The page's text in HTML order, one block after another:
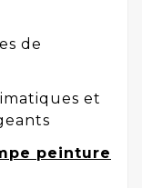
de
et
peinture